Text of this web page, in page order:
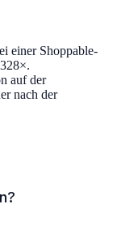
einer Shoppable-
auf der
nach der